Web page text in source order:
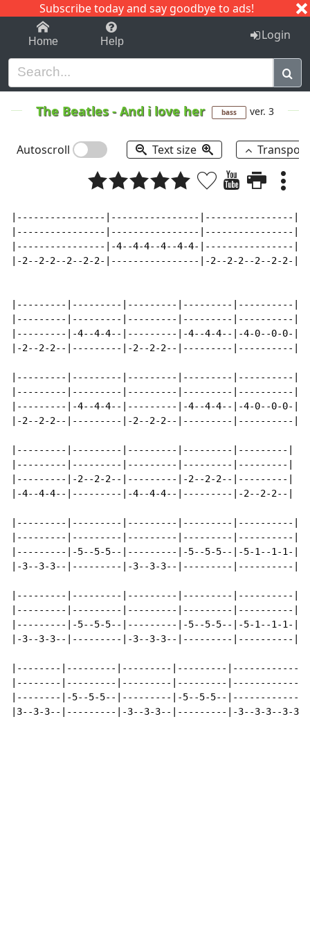
Subscribe today and say goodbye to ads!
1-9 C I J
Home Help Login
The Beatles-And i love her bass ver. 3
Autoscroll Text size
|----------------|----------------|----------------
|----------------|----------------|----------------
|----------------|-4--4-4--4--4-4-|----------------|-
|-2--2-2--2--2-2-|----------------|-2--2-2--2--2-
|---------|---------|---------|---------|----------
|---------|---------|---------|---------|----------
|---------|-4--4-4--|---------|-4--4-4--|-4-0--0-0-
|-2--2-2--|---------|-2--2-2--|---------|----------|-4-
|---------|---------|---------|---------|----------
|---------|---------|---------|---------|----------
|---------|-4--4-4--|---------|-4--4-4--|-4-0--0-0-
|-2--2-2--|---------|-2--2-2--|---------|----------|-4-
|---------|---------|---------|---------|---------|
|---------|---------|---------|---------|---------|
|---------|-2--2-2--|---------|-2--2-2--|---------|
|-4--4-4--|---------|-4--4-4--|---------|-2--2-2--|
|---------|---------|---------|---------|----------
|---------|---------|---------|---------|----------
|---------|-5--5-5--|---------|-5--5-5--|-5-1--1-1-
|-3--3-3--|---------|-3--3-3--|---------|----------|-5-
|---------|---------|---------|---------|----------
|---------|---------|---------|---------|----------
|---------|-5--5-5--|---------|-5--5-5--|-5-1--1-1-
|-3--3-3--|---------|-3--3-3--|---------|----------|-5-
|--------|---------|---------|---------
|--------|---------|---------|---------
|--------|-5--5-5--|---------|-5--5-5--
|3--3-3--|---------|-3--3-3--|---------|-3--3-3--3-